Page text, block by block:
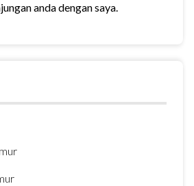
anda dengan saya.